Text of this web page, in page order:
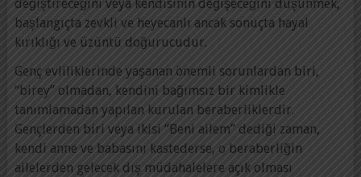
değiştireceğini veya kendisinin değişeceğini düşünmek,
başlangıçta zevkli ve heyecanlı ancak sonuçta hayal
kırıklığı ve üzüntü doğurucudur.
Genç evliliklerinde yaşanan önemli sorunlardan biri,
“birey” olmadan, kendini bağımsız bir kimlikle
tanımlamadan yapılan kurulan beraberliklerdir.
Gençlerden biri veya ikisi “Beni ailem” dediği zaman,
kendi anne ve babasını kastederse, o beraberliğin
ailelerden gelecek dış müdahalelere açık olması